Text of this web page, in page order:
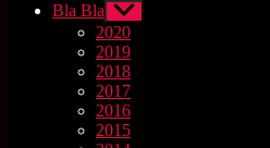
Bla Bla Untermenü
anzeigen
2020
2019
2018
2017
2016
2015